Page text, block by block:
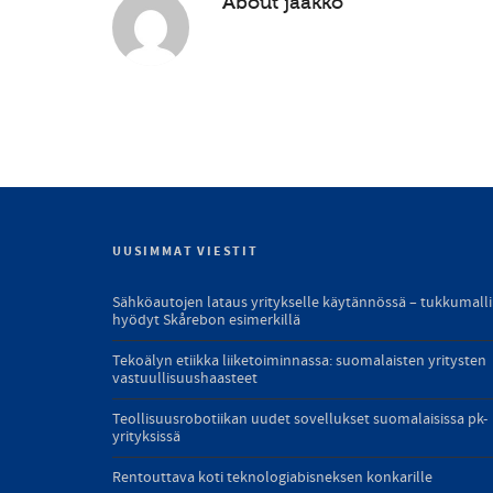
UUSIMMAT VIESTIT
Sähköautojen lataus yritykselle käytännössä –
hyödyt Skårebon esimerkillä
Tekoälyn etiikka liiketoiminnassa: suomalaisten yritysten
vastuullisuushaasteet
Teollisuusrobotiikan uudet sovellukset suomalaisissa pk-
yrityksissä
Rentouttava koti teknologiabisneksen konkarille